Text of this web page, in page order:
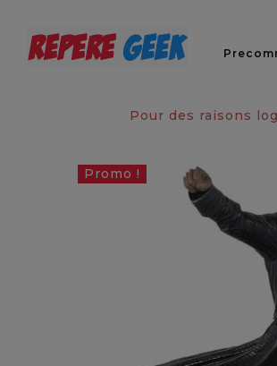
Pour des raisons
Promo !